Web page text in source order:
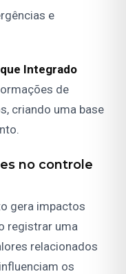
e
Integrado
de
criando uma base
no controle
gera impactos
registrar uma
relacionados
os